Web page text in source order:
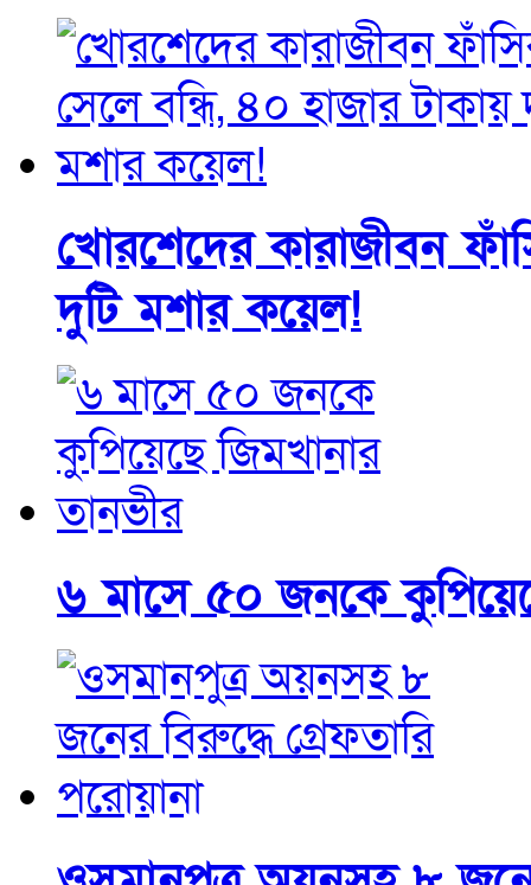
খোরশেদের কারাজীবন
দুটি মশার কয়েল!
৬ মাসে ৫০ জনকে